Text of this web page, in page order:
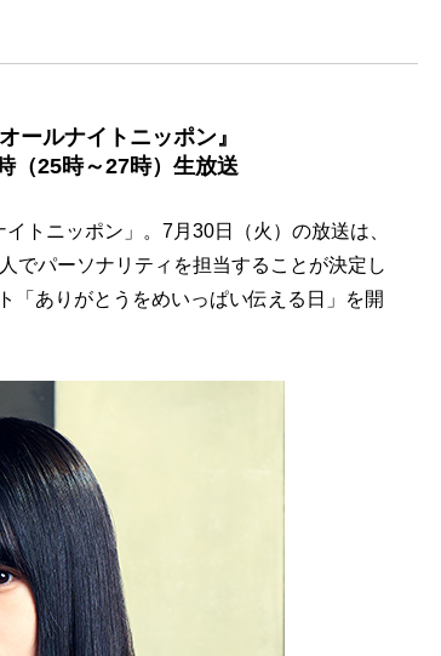
ールナイトニッポン』
（25時～27時）生放送
トニッポン」。7月30日（火）の放送は、
でパーソナリティを担当することが決定し
「ありがとうをめいっぱい伝える日」を開